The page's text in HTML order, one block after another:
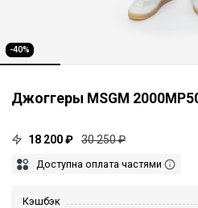
-40%
Джоггеры MSGM
18 200 ₽ 30 250 ₽
Доступна оплата частями
Кэшбэк